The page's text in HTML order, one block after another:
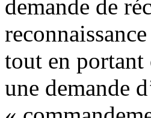
demande de
tout en portant
une demande